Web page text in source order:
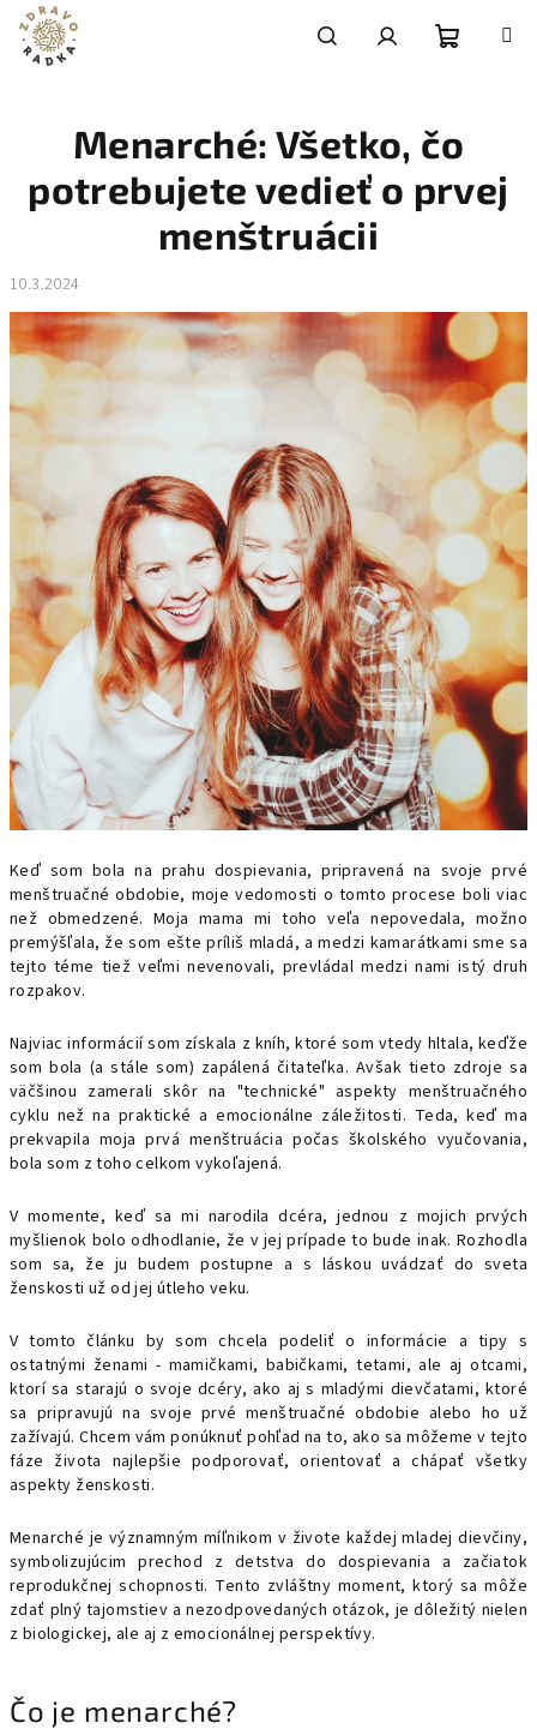
Prejsť
obsah
košík
Menarché: Všetko, čo
potrebujete vedieť o prvej
menštruácii
10.3.2024
Keď som bola na prahu dospievania, pripravená na svoje prvé
menštruačné obdobie, moje vedomosti o tomto procese boli viac
než obmedzené. Moja mama mi toho veľa nepovedala, možno
premýšľala, že som ešte príliš mladá, a medzi kamarátkami sme sa
tejto téme tiež veľmi nevenovali, prevládal medzi nami istý druh
rozpakov.
Najviac informácií som získala z kníh, ktoré som vtedy hltala, keďže
som bola (a stále som) zapálená čitateľka. Avšak tieto zdroje sa
väčšinou zamerali skôr na "technické" aspekty menštruačného
cyklu než na praktické a emocionálne záležitosti. Teda, keď ma
prekvapila moja prvá menštruácia počas školského vyučovania,
bola som z toho celkom vykoľajená.
V momente, keď sa mi narodila dcéra, jednou z mojich prvých
myšlienok bolo odhodlanie, že v jej prípade to bude inak. Rozhodla
som sa, že ju budem postupne a s láskou uvádzať do sveta
ženskosti už od jej útleho veku.
V tomto článku by som chcela podeliť o informácie a tipy s
ostatnými ženami - mamičkami, babičkami, tetami, ale aj otcami,
ktorí sa starajú o svoje dcéry, ako aj s mladými dievčatami, ktoré
sa pripravujú na svoje prvé menštruačné obdobie alebo ho už
zažívajú. Chcem vám ponúknuť pohľad na to, ako sa môžeme v tejto
fáze života najlepšie podporovať, orientovať a chápať všetky
aspekty ženskosti.
Menarché je významným míľnikom v živote každej mladej dievčiny,
symbolizujúcim prechod z detstva do dospievania a začiatok
reprodukčnej schopnosti. Tento zvláštny moment, ktorý sa môže
zdať plný tajomstiev a nezodpovedaných otázok, je dôležitý nielen
z biologickej, ale aj z emocionálnej perspektívy.
Čo je menarché?